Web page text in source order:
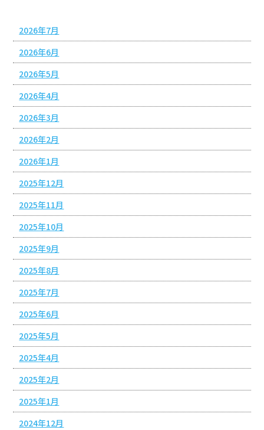
2026年7月
2026年6月
2026年5月
2026年4月
2026年3月
2026年2月
2026年1月
2025年12月
2025年11月
2025年10月
2025年9月
2025年8月
2025年7月
2025年6月
2025年5月
2025年4月
2025年2月
2025年1月
2024年12月